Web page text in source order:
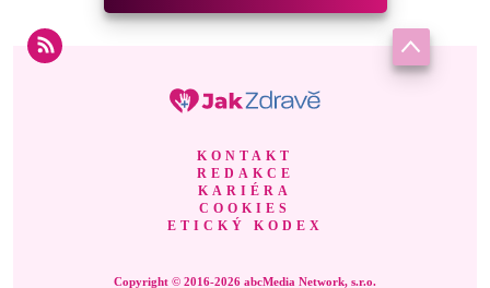
KONTAKT
REDAKCE
KARIÉRA
COOKIES
ETICKÝ KODEX
Copyright © 2016-2026 abcMedia Network, s.r.o.